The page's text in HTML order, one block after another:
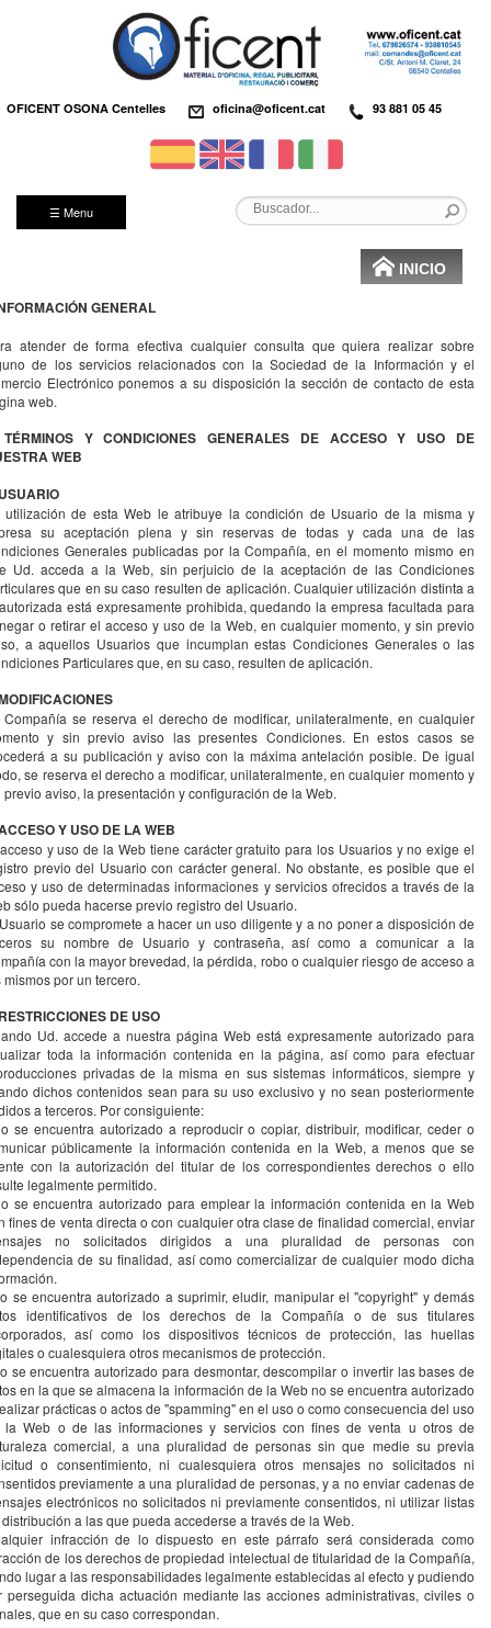
OFICENT OSONA Centelles oficina@oficent.cat 93 881 05 45
☰ Menu
INICIO
GENERAL
atender de forma efectiva cualquier consulta que quiera realizar sobre
de los servicios relacionados con la Sociedad de la Información y el
Electrónico ponemos a su disposición la sección de contacto de esta
web.
Y CONDICIONES GENERALES DE ACCESO Y USO DE
WEB
utilización de esta Web le atribuye la condición de Usuario de la misma y
su aceptación plena y sin reservas de todas y cada una de las
Generales publicadas por la Compañía, en el momento mismo en
Ud. acceda a la Web, sin perjuicio de la aceptación de las Condiciones
que en su caso resulten de aplicación. Cualquier utilización distinta a
está expresamente prohibida, quedando la empresa facultada para
o retirar el acceso y uso de la Web, en cualquier momento, y sin previo
a aquellos Usuarios que incumplan estas Condiciones Generales o las
Particulares que, en su caso, resulten de aplicación.
se reserva el derecho de modificar, unilateralmente, en cualquier
y sin previo aviso las presentes Condiciones. En estos casos se
a su publicación y aviso con la máxima antelación posible. De igual
se reserva el derecho a modificar, unilateralmente, en cualquier momento y
previo aviso, la presentación y configuración de la Web.
Y USO DE LA WEB
y uso de la Web tiene carácter gratuito para los Usuarios y no exige el
previo del Usuario con carácter general. No obstante, es posible que el
y uso de determinadas informaciones y servicios ofrecidos a través de la
sólo pueda hacerse previo registro del Usuario.
se compromete a hacer un uso diligente y a no poner a disposición de
su nombre de Usuario y contraseña, así como a comunicar a la
con la mayor brevedad, la pérdida, robo o cualquier riesgo de acceso a
mismos por un tercero.
DE USO
Ud. accede a nuestra página Web está expresamente autorizado para
toda la información contenida en la página, así como para efectuar
privadas de la misma en sus sistemas informáticos, siempre y
dichos contenidos sean para su uso exclusivo y no sean posteriormente
a terceros. Por consiguiente:
se encuentra autorizado a reproducir o copiar, distribuir, modificar, ceder o
públicamente la información contenida en la Web, a menos que se
con la autorización del titular de los correspondientes derechos o ello
legalmente permitido.
se encuentra autorizado para emplear la información contenida en la Web
fines de venta directa o con cualquier otra clase de finalidad comercial, enviar
no solicitados dirigidos a una pluralidad de personas con
de su finalidad, así como comercializar de cualquier modo dicha
se encuentra autorizado a suprimir, eludir, manipular el "copyright" y demás
identificativos de los derechos de la Compañía o de sus titulares
así como los dispositivos técnicos de protección, las huellas
o cualesquiera otros mecanismos de protección.
se encuentra autorizado para desmontar, descompilar o invertir las bases de
en la que se almacena la información de la Web no se encuentra autorizado
prácticas o actos de "spamming" en el uso o como consecuencia del uso
la Web o de las informaciones y servicios con fines de venta u otros de
comercial, a una pluralidad de personas sin que medie su previa
o consentimiento, ni cualesquiera otros mensajes no solicitados ni
previamente a una pluralidad de personas, y a no enviar cadenas de
electrónicos no solicitados ni previamente consentidos, ni utilizar listas
a las que pueda accederse a través de la Web.
infracción de lo dispuesto en este párrafo será considerada como
de los derechos de propiedad intelectual de titularidad de la Compañía,
lugar a las responsabilidades legalmente establecidas al efecto y pudiendo
perseguida dicha actuación mediante las acciones administrativas, civiles o
que en su caso correspondan.